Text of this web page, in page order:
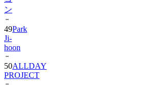
ン
49Park
Ji-
hoon
50ALLDAY
PROJECT